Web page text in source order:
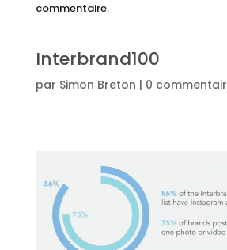
commentaire.
Interbrand100
par Simon Breton | 0